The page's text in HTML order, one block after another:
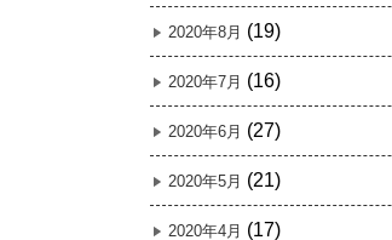
2020年8月 (19)
2020年7月 (16)
2020年6月 (27)
2020年5月 (21)
2020年4月 (17)